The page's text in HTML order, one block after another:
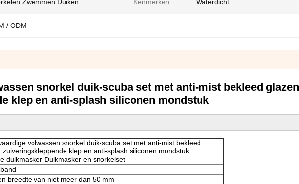
Zwemmen Duiken Kenmerken: Waterdicht
/ ODM
snorkel duik-scuba set met anti-mist bekleed glazen
klep en anti-splash siliconen mondstuk
volwassen snorkel duik-scuba set met anti-mist bekleed
zuiveringskleppende klep en anti-splash siliconen mondstuk
duikmasker Duikmasker en snorkelset
breedte van niet meer dan 50 mm